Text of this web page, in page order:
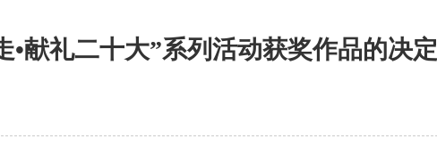
•献礼二十大”系列活动获奖作品的决定